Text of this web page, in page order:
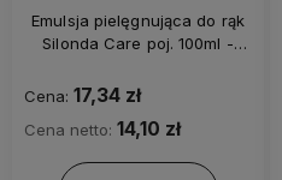
Emulsja pielęgnująca do rąk
Silonda Care poj. 100ml -
Cena: 17,34 zł
Cena netto: 14,10 zł